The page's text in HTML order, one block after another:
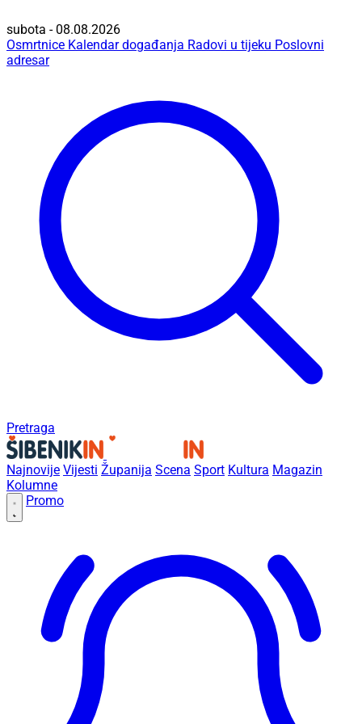
subota - 08.08.2026
Osmrtnice Kalendar događanja Radovi u tijeku Poslovni
adresar
Pretraga
Najnovije Vijesti Županija Scena Sport Kultura Magazin
Kolumne
Promo